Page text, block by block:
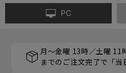
PC
月～金曜 13時／土曜 11
までのご注文完了で「当